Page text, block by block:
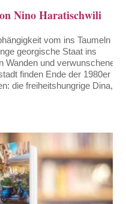
Nino Haratischwili
vom ins Taumeln
georgische Staat ins
und verwunschenen
finden Ende der 1980er
die freiheitshungrige Dina,